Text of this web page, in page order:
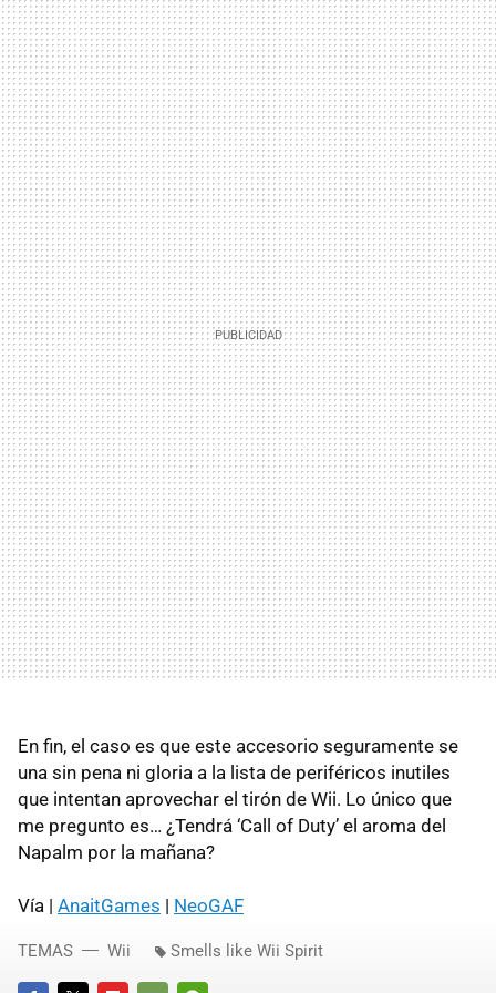
En fin, el caso es que este accesorio seguramente se
una sin pena ni gloria a la lista de periféricos inutiles
que intentan aprovechar el tirón de Wii. Lo único que
me pregunto es… ¿Tendrá ‘Call of Duty’ el aroma del
Napalm por la mañana?
Vía | AnaitGames | NeoGAF
TEMAS Wii Smells like Wii Spirit